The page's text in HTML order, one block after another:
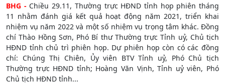
BHG -Chiều 29.11, Thường trực HĐND tỉnh họp phiên tháng
11 nhằm đánh giá kết quả hoạt động năm 2021, triển khai
nhiệm vụ năm 2022 và một số nhiệm vụ trọng tâm khác. Đồng
chí Thào Hồng Sơn, Phó Bí thư Thường trực Tỉnh uỷ, Chủ tịch
HĐND tỉnh chủ trì phiên họp. Dự phiên họp còn có các đồng
chí: Chúng Thị Chiên, Ủy viên BTV Tỉnh uỷ, Phó Chủ tịch
Thường trực HĐND tỉnh; Hoàng Văn Vịnh, Tỉnh uỷ viên, Phó
Chủ tịch HĐND tỉnh...